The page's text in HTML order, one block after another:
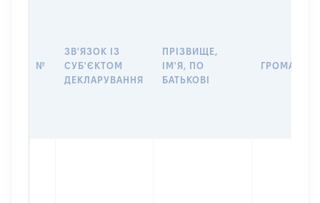
№
ЗВ'ЯЗОК ІЗ
СУБ'ЄКТОМ
ДЕКЛАРУВАННЯ
ПРІЗВИЩЕ,
ІМ'Я, ПО
БАТЬКОВІ